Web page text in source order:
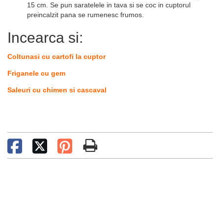
15 cm. Se pun saratelele in tava si se coc in cuptorul
preincalzit pana se rumenesc frumos.
Incearca si:
Coltunasi cu cartofi la cuptor
Friganele cu gem
Saleuri cu chimen si cascaval